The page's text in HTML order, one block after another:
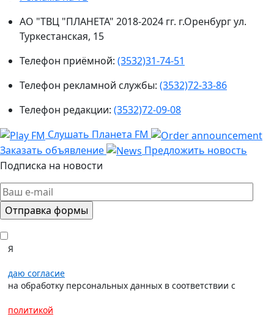
АО "ТВЦ "ПЛАНЕТА" 2018-2024 гг. г.Оренбург ул.
Туркестанская, 15
Телефон приёмной: (3532)31-74-51
Телефон рекламной службы: (3532)72-33-86
Телефон редакции: (3532)72-09-08
Слушать Планета FM
Заказать объявление
Предложить новость
Подписка на новости
Я
даю согласие
на обработку персональных данных в соответствии с
политикой